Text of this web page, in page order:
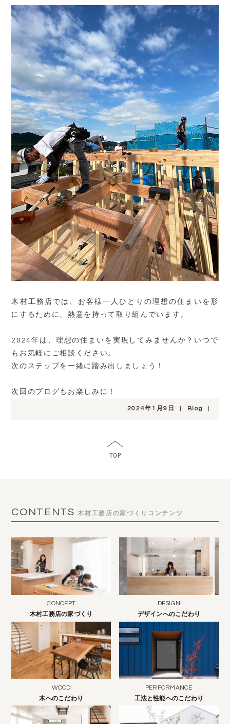
木村工務店では、お客様一人ひとりの理想の住まいを形
にするために、熱意を持って取り組んでいます。
2024年は、理想の住まいを実現してみませんか？いつで
もお気軽にご相談ください。
次のステップを一緒に踏み出しましょう！
次回のブログもお楽しみに！
2024年1月9日 Blog
CONTENTS 木村工務店の家づくりコンテンツ
CONCEPT
木村工務店の家づくり
DESIGN
デザインへのこだわり
WOOD
木へのこだわり
PERFORMANCE
工法と性能へのこだわり